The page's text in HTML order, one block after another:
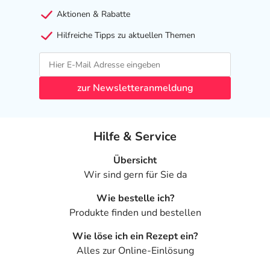
Aktionen & Rabatte
Hilfreiche Tipps zu aktuellen Themen
zur Newsletteranmeldung
Hilfe & Service
Übersicht
Wir sind gern für Sie da
Wie bestelle ich?
Produkte finden und bestellen
Wie löse ich ein Rezept ein?
Alles zur Online-Einlösung